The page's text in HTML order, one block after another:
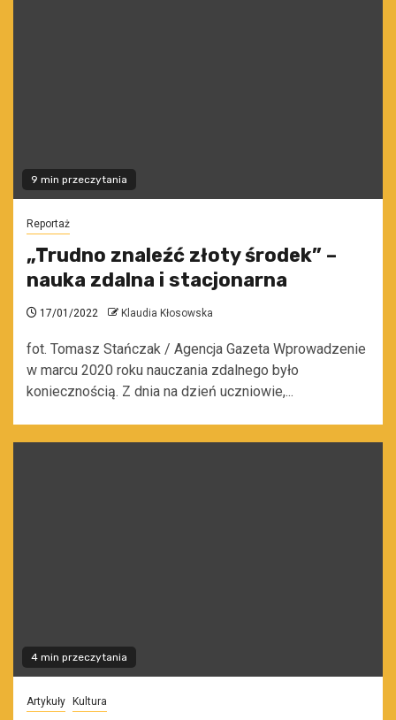
9 min przeczytania
Reportaż
„Trudno znaleźć złoty środek” –
nauka zdalna i stacjonarna
17/01/2022 Klaudia Kłosowska
fot. Tomasz Stańczak / Agencja Gazeta Wprowadzenie
w marcu 2020 roku nauczania zdalnego było
koniecznością. Z dnia na dzień uczniowie,...
4 min przeczytania
Artykuły Kultura